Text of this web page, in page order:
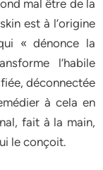
mal être de la
est à l’origine
« dénonce la
l’habile
déconnectée
à cela en
fait à la main,
le conçoit.